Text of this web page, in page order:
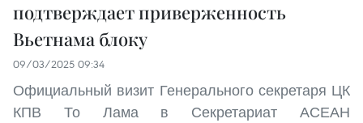
подтверждает приверженность
Вьетнама блоку
09/03/2025 09:34
Официальный визит Генерального секретаря ЦК
КПВ То Лама в Секретариат АСЕАН